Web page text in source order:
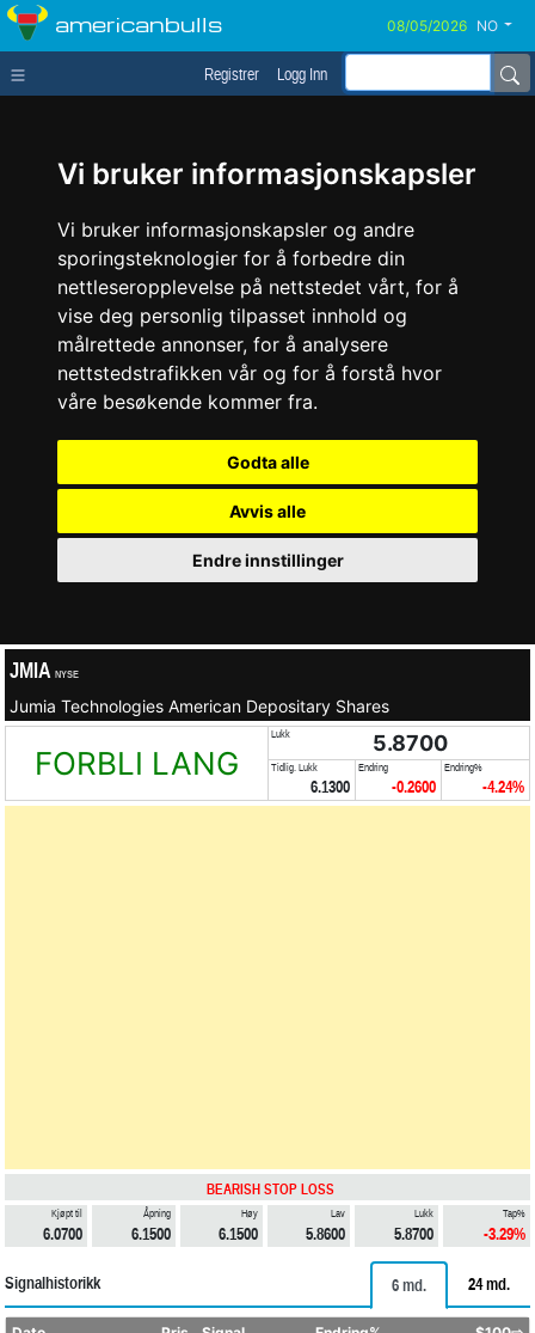
Vi bruker informasjonskapsler
Vi bruker informasjonskapsler og andre
sporingsteknologier for å forbedre din
nettleseropplevelse på nettstedet vårt, for å
vise deg personlig tilpasset innhold og
målrettede annonser, for å analysere
nettstedstrafikken vår og for å forstå hvor
våre besøkende kommer fra.
Godta alle
Avvis alle
Endre innstillinger
americanbulls NO
Registrer Logg Inn
JMIA NYSE
Jumia Technologies American Depositary Shares
FORBLI LANG
Lukk 5.8700
Tidlig. Lukk
6.1300
Endring
-0.2600
Endring%
-4.24%
BEARISH STOP LOSS
Kjøpt til
6.0700
Åpning
6.1500
Høy
6.1500
Lav
5.8600
Lukk
5.8700
Tap%
-3.29%
Signalhistorikk 6 md. 24 md.